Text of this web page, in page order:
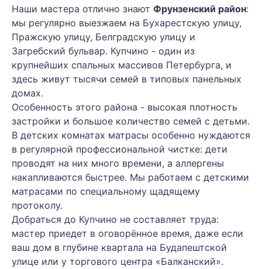
Наши мастера отлично знают Фрунзенский район:
мы регулярно выезжаем на Бухарестскую улицу,
Пражскую улицу, Белградскую улицу и
Загребский бульвар. Купчино - один из
крупнейших спальных массивов Петербурга, и
здесь живут тысячи семей в типовых панельных
домах.
Особенность этого района - высокая плотность
застройки и большое количество семей с детьми.
В детских комнатах матрасы особенно нуждаются
в регулярной профессиональной чистке: дети
проводят на них много времени, а аллергены
накапливаются быстрее. Мы работаем с детскими
матрасами по специальному щадящему
протоколу.
Добраться до Купчино не составляет труда:
мастер приедет в оговорённое время, даже если
ваш дом в глубине квартала на Будапештской
улице или у торгового центра «Балканский».